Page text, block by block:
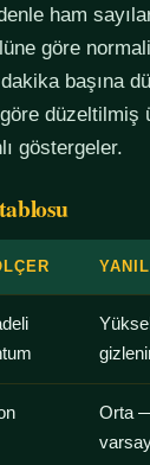
ham
göre
başına
düzeltilmiş
göstergeler.
Orta